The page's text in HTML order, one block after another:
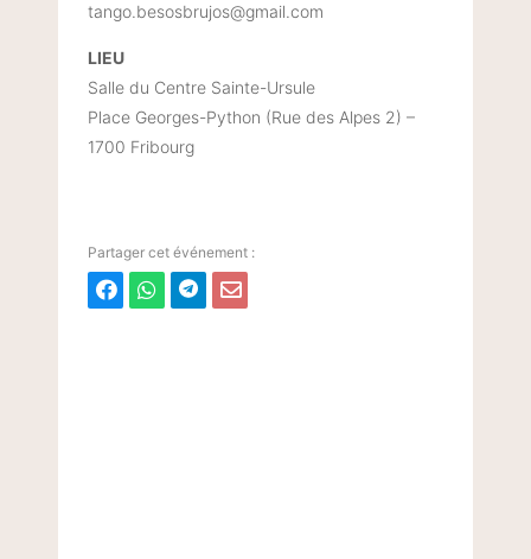
tango.besosbrujos@gmail.com
LIEU
Salle du Centre Sainte-Ursule
Place Georges-Python (Rue des Alpes 2) –
1700 Fribourg